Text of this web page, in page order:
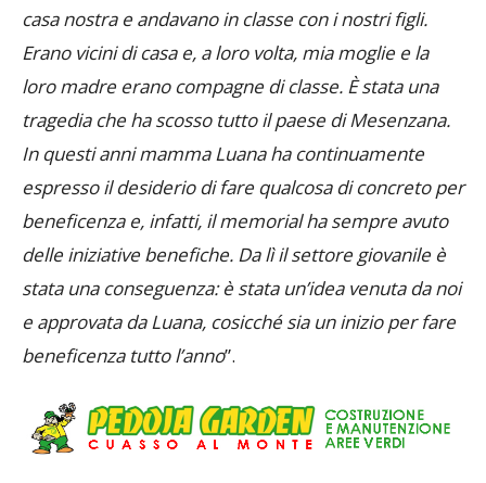
casa nostra e andavano in classe con i nostri figli.
Erano vicini di casa e, a loro volta, mia moglie e la
loro madre erano compagne di classe. È stata una
tragedia che ha scosso tutto il paese di Mesenzana.
In questi anni mamma Luana ha continuamente
espresso il desiderio di fare qualcosa di concreto per
beneficenza e, infatti, il memorial ha sempre avuto
delle iniziative benefiche. Da lì il settore giovanile è
stata una conseguenza: è stata un’idea venuta da noi
e approvata da Luana, cosicché sia un inizio per fare
beneficenza tutto l’anno”.